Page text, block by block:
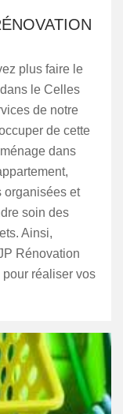
plus faire le
le Celles
de notre
de cette
dans
organisées et
soin des
Ainsi,
Rénovation
réaliser vos